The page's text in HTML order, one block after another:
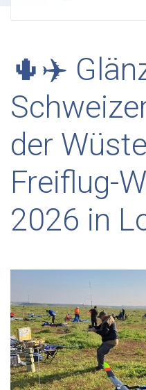
🌵✈️
der
Freiflug-
2026 in